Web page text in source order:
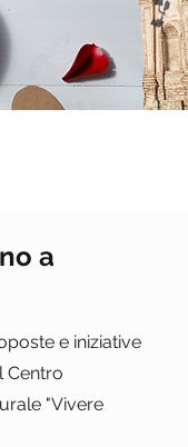
a
e iniziative
Centro
"Vivere